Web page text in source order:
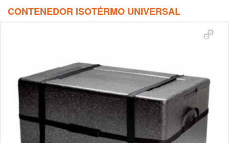
CONTENEDOR ISOTÉRMO UNIVERSAL